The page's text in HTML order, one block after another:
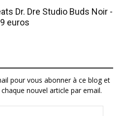
Dr. Dre Studio Buds Noir -
euros
pour vous abonner à ce blog et
nouvel article par email.